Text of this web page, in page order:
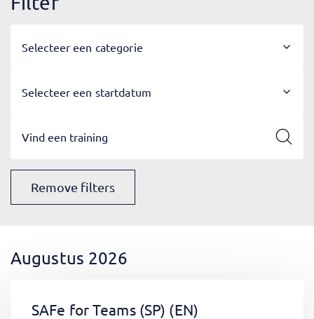
Selecteer een categorie
Selecteer een startdatum
Remove filters
Augustus 2026
SAFe for Teams (SP) (EN)